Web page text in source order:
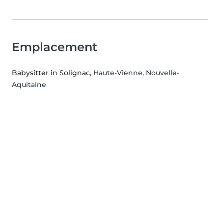
Emplacement
Babysitter in Solignac, Haute-Vienne, Nouvelle-
Aquitaine